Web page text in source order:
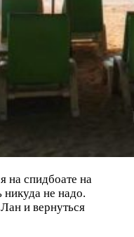
на спидбоате на
не надо.
и вернуться